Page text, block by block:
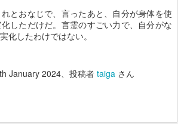
とおなじで、言ったあと、自分が身体を使
しただけだ。言霊のすごい力で、自分がな
化したわけではない。
January 2024、投稿者 taiga さん